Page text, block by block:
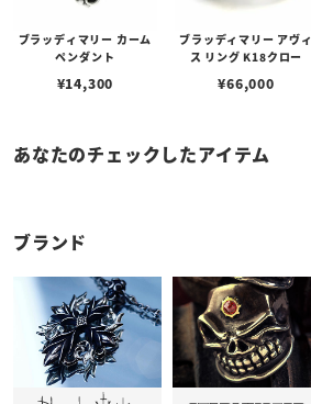
ブラッディマリー カーム
ペンダント
¥14,300
ブラッディマリー アヴィ
ス リング K18クロー
¥66,000
あなたのチェックしたアイテム
ブランド